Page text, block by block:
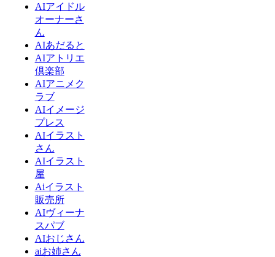
AIアイドル
オーナーさ
ん
AIあだると
AIアトリエ
倶楽部
AIアニメク
ラブ
AIイメージ
プレス
AIイラスト
さん
AIイラスト
屋
Aiイラスト
販売所
AIヴィーナ
スパブ
AIおじさん
aiお姉さん